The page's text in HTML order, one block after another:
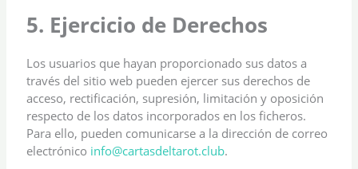
5. Ejercicio de Derechos
Los usuarios que hayan proporcionado sus datos a
través del sitio web pueden ejercer sus derechos de
acceso, rectificación, supresión, limitación y oposición
respecto de los datos incorporados en los ficheros.
Para ello, pueden comunicarse a la dirección de correo
electrónico info@cartasdeltarot.club.